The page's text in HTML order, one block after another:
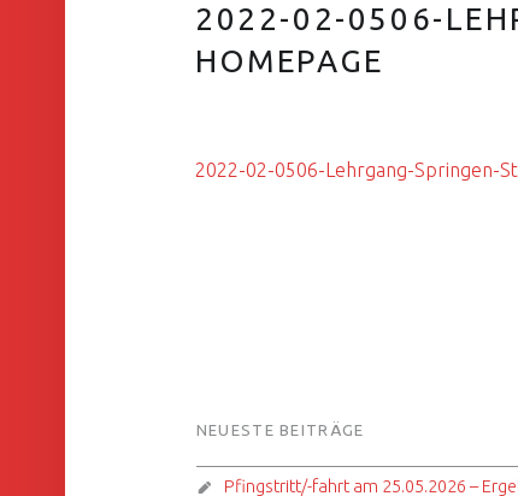
2022-02-0506-
HOMEPAGE
2022-02-0506-Lehrgang-Springen-
FOOTER SIDEBAR
NEUESTE BEITRÄGE
Pfingstritt/-fahrt am 25.05.2026 –